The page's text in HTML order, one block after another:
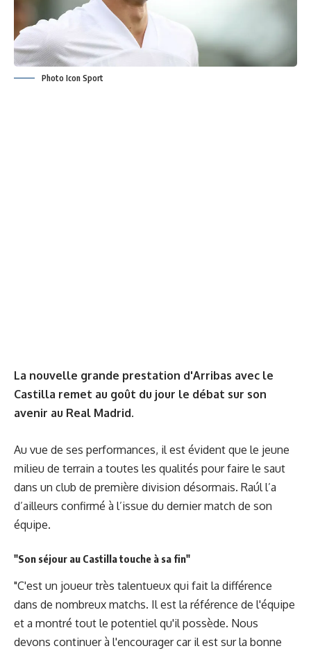
Photo Icon Sport
La nouvelle grande prestation d'Arribas avec le
Castilla remet au goût du jour le débat sur son
avenir au Real Madrid.
Au vue de ses performances, il est évident que le jeune
milieu de terrain a toutes les qualités pour faire le saut
dans un club de première division désormais. Raúl l’a
d’ailleurs confirmé à l’issue du dernier match de son
équipe.
"Son séjour au Castilla touche à sa fin"
"C'est un joueur très talentueux qui fait la différence
dans de nombreux matchs. Il est la référence de l'équipe
et a montré tout le potentiel qu'il possède. Nous
devons continuer à l'encourager car il est sur la bonne